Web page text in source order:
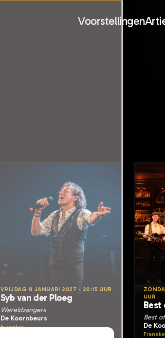
Voorstellingen
VRIJDAG 8 JANUARI 2027 • 20:15 UUR
Syb van der Ploeg
Wereldzangers
De Koornbeurs
Franeker
UUR
Best
Best
De